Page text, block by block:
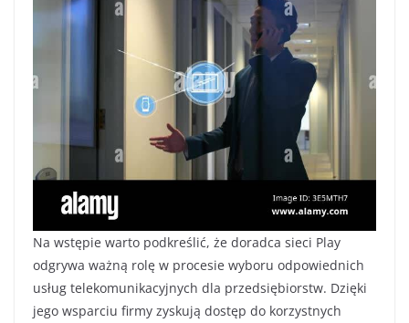
Na wstępie warto podkreślić, że doradca sieci Play
odgrywa ważną rolę w procesie wyboru odpowiednich
usług telekomunikacyjnych dla przedsiębiorstw. Dzięki
jego wsparciu firmy zyskują dostęp do korzystnych